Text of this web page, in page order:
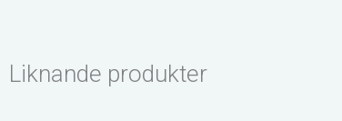
Liknande produkter